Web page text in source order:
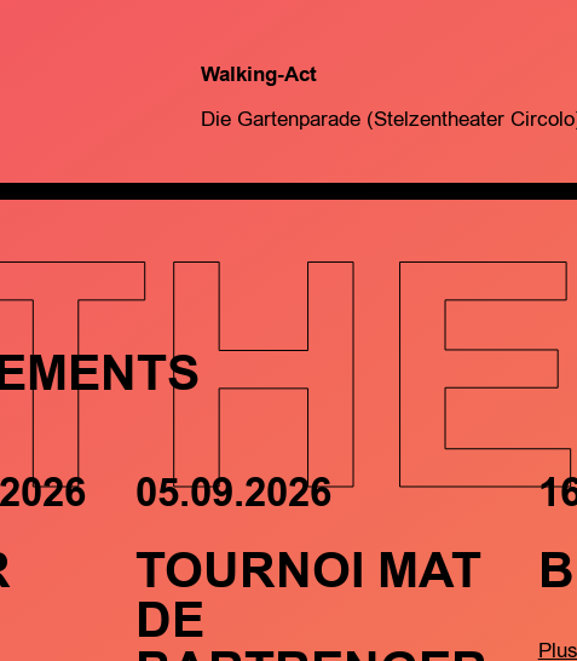
Walking-Act
Die Gartenparade (Stelzentheater
05.09.2026
TOURNOI MAT
DE